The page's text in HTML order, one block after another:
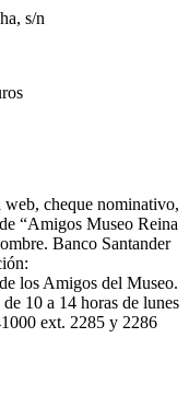
s/n
web, cheque nominativo,
“Amigos Museo Reina
Banco Santander
los Amigos del Museo.
10 a 14 horas de lunes
ext. 2285 y 2286